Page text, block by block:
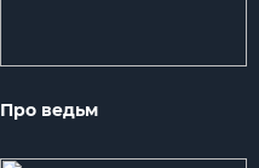
Про ведьм